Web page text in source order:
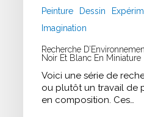
Peinture Dessin
Imagination
Recherche
Noir Et Blanc En Miniature
Voici une série de
ou plutôt un travail de
en composition. Ces…